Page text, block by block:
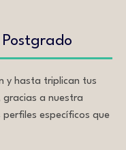
Postgrado
y hasta triplican tus
gracias a nuestra
específicos que